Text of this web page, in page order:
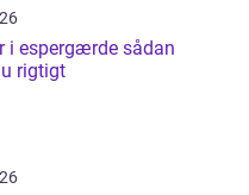
sådan
rigtigt